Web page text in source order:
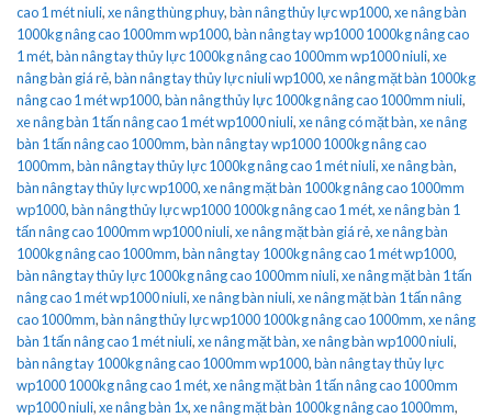
cao 1 mét niuli,xe nâng thùng phuy,bàn nâng thủy lực wp1000,xe nâng bàn
1000kg nâng cao 1000mm wp1000,bàn nâng tay wp1000 1000kg nâng cao
1 mét,bàn nâng tay thủy lực 1000kg nâng cao 1000mm wp1000 niuli,xe
nâng bàn giá rẻ,bàn nâng tay thủy lực niuli wp1000,xe nâng mặt bàn 1000kg
nâng cao 1 mét wp1000,bàn nâng thủy lực 1000kg nâng cao 1000mm niuli,
xe nâng bàn 1 tấn nâng cao 1 mét wp1000 niuli,xe nâng có mặt bàn,xe nâng
bàn 1 tấn nâng cao 1000mm,bàn nâng tay wp1000 1000kg nâng cao
1000mm,bàn nâng tay thủy lực 1000kg nâng cao 1 mét niuli,xe nâng bàn,
bàn nâng tay thủy lực wp1000,xe nâng mặt bàn 1000kg nâng cao 1000mm
wp1000,bàn nâng thủy lực wp1000 1000kg nâng cao 1 mét,xe nâng bàn 1
tấn nâng cao 1000mm wp1000 niuli,xe nâng mặt bàn giá rẻ,xe nâng bàn
1000kg nâng cao 1000mm,bàn nâng tay 1000kg nâng cao 1 mét wp1000,
bàn nâng tay thủy lực 1000kg nâng cao 1000mm niuli,xe nâng mặt bàn 1 tấn
nâng cao 1 mét wp1000 niuli,xe nâng bàn niuli,xe nâng mặt bàn 1 tấn nâng
cao 1000mm,bàn nâng thủy lực wp1000 1000kg nâng cao 1000mm,xe nâng
bàn 1 tấn nâng cao 1 mét niuli,xe nâng mặt bàn,xe nâng bàn wp1000 niuli,
bàn nâng tay 1000kg nâng cao 1000mm wp1000,bàn nâng tay thủy lực
wp1000 1000kg nâng cao 1 mét,xe nâng mặt bàn 1 tấn nâng cao 1000mm
wp1000 niuli,xe nâng bàn 1x,xe nâng mặt bàn 1000kg nâng cao 1000mm,